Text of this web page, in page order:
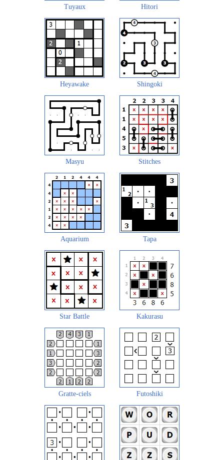
Tuyaux Hitori
Heyawake Shingoki
Masyu Stitches
Aquarium Tapa
Star Battle Kakurasu
Gratte-ciels Futoshiki